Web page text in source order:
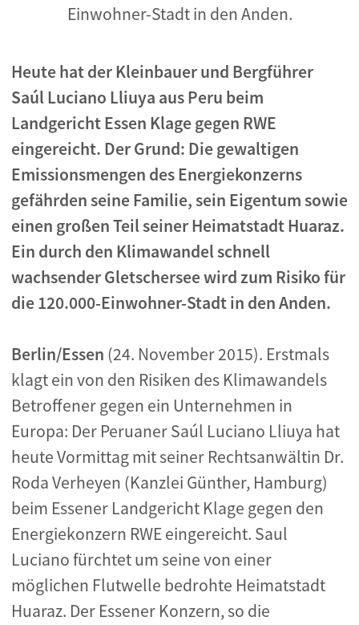
Einwohner-Stadt in den Anden.
Heute hat der Kleinbauer und Bergführer
Saúl Luciano Lliuya aus Peru beim
Landgericht Essen Klage gegen RWE
eingereicht. Der Grund: Die gewaltigen
Emissionsmengen des Energiekonzerns
gefährden seine Familie, sein Eigentum sowie
einen großen Teil seiner Heimatstadt Huaraz.
Ein durch den Klimawandel schnell
wachsender Gletschersee wird zum Risiko für
die 120.000-Einwohner-Stadt in den Anden.
Berlin/Essen (24. November 2015). Erstmals
klagt ein von den Risiken des Klimawandels
Betroffener gegen ein Unternehmen in
Europa: Der Peruaner Saúl Luciano Lliuya hat
heute Vormittag mit seiner Rechtsanwältin Dr.
Roda Verheyen (Kanzlei Günther, Hamburg)
beim Essener Landgericht Klage gegen den
Energiekonzern RWE eingereicht. Saul
Luciano fürchtet um seine von einer
möglichen Flutwelle bedrohte Heimatstadt
Huaraz. Der Essener Konzern, so die